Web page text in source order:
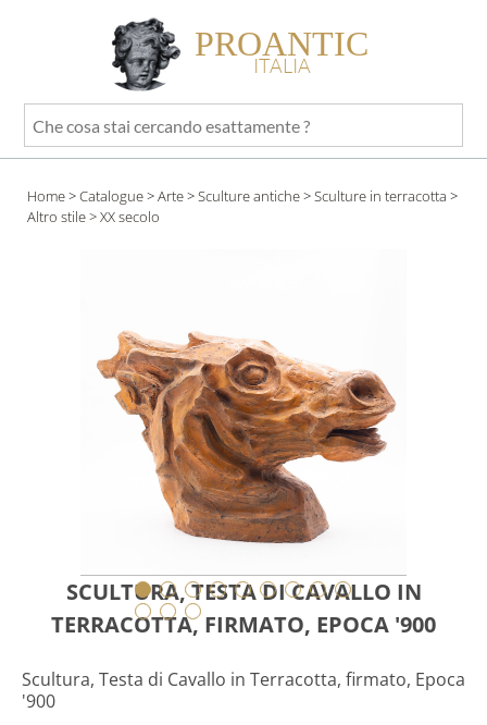
PROANTIC
ITALIA
Che
cosa
cercando
esattamente
Home>Catalogue>Arte>Sculture antiche>Sculture in terracotta >
Altro stile> XX secolo
SCULTURA, TESTA DI CAVALLO IN
TERRACOTTA, FIRMATO, EPOCA '900
Scultura, Testa di Cavallo in Terracotta, firmato, Epoca
'900